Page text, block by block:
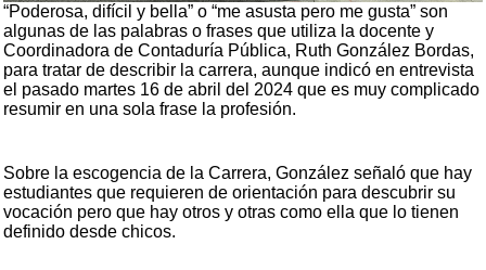
“Poderosa, difícil y bella” o “me asusta pero me gusta” son
algunas de las palabras o frases que utiliza la docente y
Coordinadora de Contaduría Pública, Ruth González Bordas,
para tratar de describir la carrera, aunque indicó en entrevista
el pasado martes 16 de abril del 2024 que es muy complicado
resumir en una sola frase la profesión.
Sobre la escogencia de la Carrera, González señaló que hay
estudiantes que requieren de orientación para descubrir su
vocación pero que hay otros y otras como ella que lo tienen
definido desde chicos.